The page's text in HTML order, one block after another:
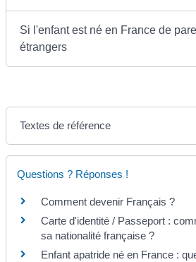
Si l'enfant est né en France de
étrangers
Textes de référence
Questions ? Réponses !
Comment devenir Français ?
Carte d'identité / Passeport :
sa nationalité française ?
Enfant apatride né en France :